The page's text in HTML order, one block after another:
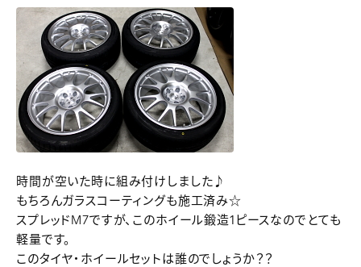
時間が空いた時に組み付けしました♪
もちろんガラスコーティングも施工済み☆
スプレッドM7ですが、このホイール鍛造1ピースなのでとても
軽量です。
このタイヤ・ホイールセットは誰のでしょうか？？